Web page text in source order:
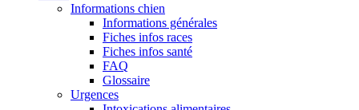
Informations chien
Informations générales
Fiches infos races
Fiches infos santé
FAQ
Glossaire
Urgences